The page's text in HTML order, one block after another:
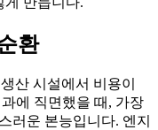
환
산 시설에서 비용이
에 직면했을 때, 가장
러운 본능입니다. 엔지